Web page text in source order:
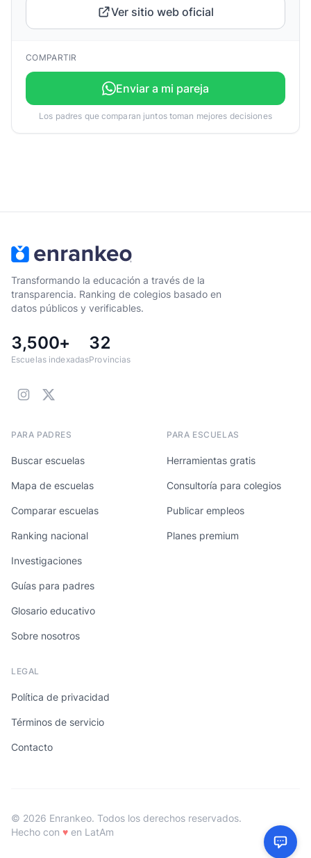
Ver sitio web oficial
COMPARTIR
Enviar a mi pareja
Los padres que comparan juntos toman mejores decisiones
Transformando la educación a través de la
transparencia. Ranking de colegios basado en
datos públicos y verificables.
3,500+
Escuelas indexadas
32
Provincias
PARA PADRES
Buscar escuelas
Mapa de escuelas
Comparar escuelas
Ranking nacional
Investigaciones
Guías para padres
Glosario educativo
Sobre nosotros
PARA ESCUELAS
Herramientas gratis
Consultoría para colegios
Publicar empleos
Planes premium
LEGAL
Política de privacidad
Términos de servicio
Contacto
© 2026 Enrankeo. Todos los derechos reservados.
Hecho con ♥ en LatAm